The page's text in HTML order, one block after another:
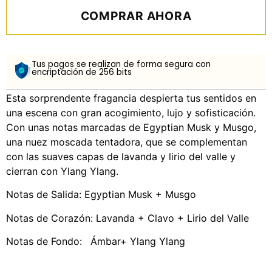
COMPRAR AHORA
Tus pagos se realizan de forma segura con
encriptación de 256 bits
Esta sorprendente fragancia despierta tus sentidos en
una escena con gran acogimiento, lujo y sofisticación.
Con unas notas marcadas de Egyptian Musk y Musgo,
una nuez moscada tentadora, que se complementan
con las suaves capas de lavanda y lirio del valle y
cierran con Ylang Ylang.
Notas de Salida: Egyptian Musk + Musgo
Notas de Corazón: Lavanda + Clavo + Lirio del Valle
Notas de Fondo: Ámbar+ Ylang Ylang